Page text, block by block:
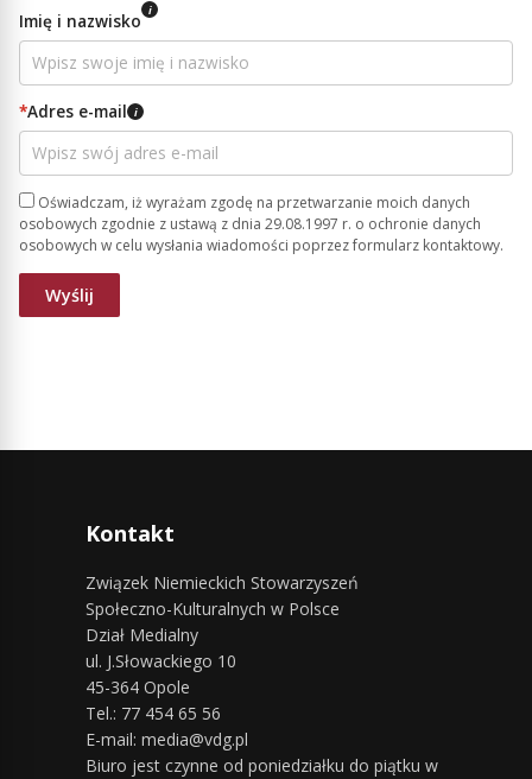
Imię i nazwisko i
*Adres e-mail i
Oświadczam, iż wyrażam zgodę na przetwarzanie moich danych
osobowych zgodnie z ustawą z dnia 29.08.1997 r. o ochronie danych
osobowych w celu wysłania wiadomości poprzez formularz kontaktowy.
Kontakt
Związek Niemieckich Stowarzyszeń
Społeczno-Kulturalnych w Polsce
Dział Medialny
ul. J.Słowackiego 10
45-364 Opole
Tel.: 77 454 65 56
E-mail: media@vdg.pl
Biuro jest czynne od poniedziałku do piątku w